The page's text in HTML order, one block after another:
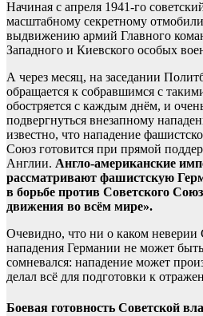
Начиная с апреля 1941-го
масштабному секретному
выдвижению армий Главного
Западного и Киевского особых
А через месяц, на заседании
обращается к собравшимся с
обостряется с каждым днём, и
подвергнуться внезапному
известно, что нападение
Союз готовится при прямой
Англии. Англо-американские
рассматривают фашистскую
в борьбе против Советского
движения во всём мире».
Очевидно, что ни о каком неверии
нападения Германии не может
сомневался: нападение может
делал всё для подготовки к
Боевая готовность Советской